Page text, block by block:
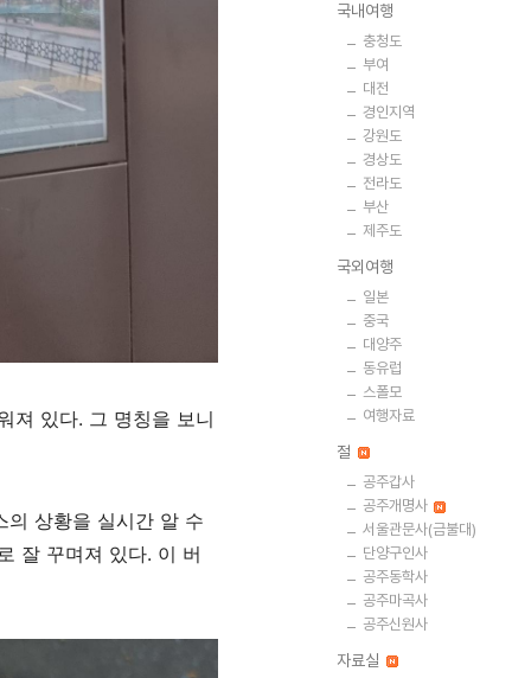
져 있다. 그 명칭을 보니
의 상황을 실시간 알 수
잘 꾸며져 있다. 이 버
국내여행
충청도
부여
대전
경인지역
강원도
경상도
전라도
부산
제주도
국외여행
일본
중국
대양주
동유럽
스폴모
여행자료
절
공주갑사
공주개명사
서울관문사(금불대)
단양구인사
공주동학사
공주마곡사
공주신원사
자료실